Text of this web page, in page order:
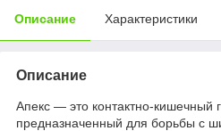
Описание Характеристики
Описание
Апекс — это контактно-кишечный
предназначенный для борьбы с